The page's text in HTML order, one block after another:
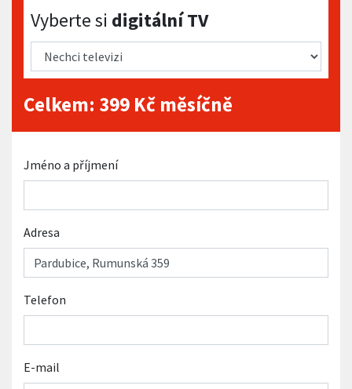
Vyberte si digitální TV
Vyberte si digitální TV
Celkem: 399 Kč měsíčně
Jméno a příjmení
Adresa
Telefon
E-mail